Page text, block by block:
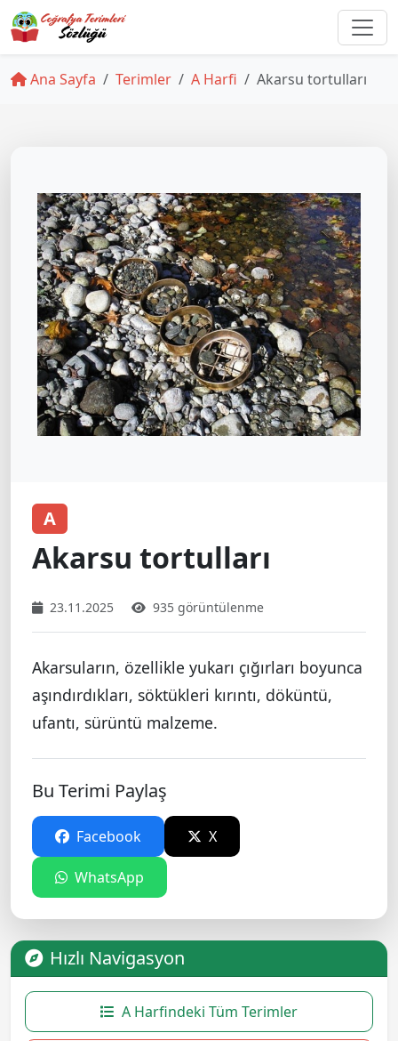
Ana Sayfa Terimler A Harfi Akarsu tortulları
A
Akarsu tortulları
23.11.2025 935 görüntülenme
Akarsuların, özellikle yukarı çığırları boyunca
aşındırdıkları, söktükleri kırıntı, döküntü,
ufantı, sürüntü malzeme.
Bu Terimi Paylaş
Facebook X
WhatsApp
Hızlı Navigasyon
A Harfindeki Tüm Terimler